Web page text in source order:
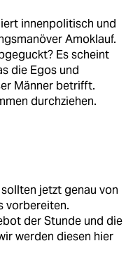
innenpolitisch und
Amoklauf.
Es scheint
die Egos und
Männer betrifft.
durchziehen.
jetzt genau von
vorbereiten.
der Stunde und die
werden diesen hier